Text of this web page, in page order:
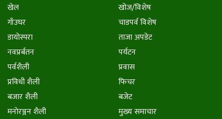
खेल
खोज/विशेष
गाँउघर
चाडपर्व विशेष
डायाेस्परा
ताजा अपडेट
नवप्रर्बतन
पर्यटन
पर्वशैली
प्रवास
प्रविधी शैली
फिचर
बजार शैली
बजेट
मनाेरञ्जन शैली
मुख्य समाचार